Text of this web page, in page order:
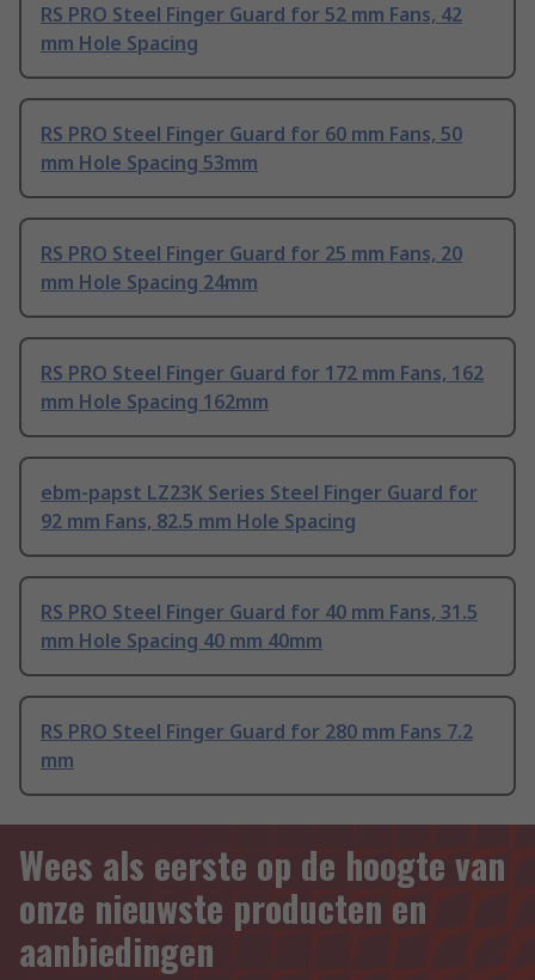
RS PRO Steel Finger Guard for 52 mm Fans, 42
mm Hole Spacing
RS PRO Steel Finger Guard for 60 mm Fans, 50
mm Hole Spacing 53mm
RS PRO Steel Finger Guard for 25 mm Fans, 20
mm Hole Spacing 24mm
RS PRO Steel Finger Guard for 172 mm Fans, 162
mm Hole Spacing 162mm
ebm-papst LZ23K Series Steel Finger Guard for
92 mm Fans, 82.5 mm Hole Spacing
RS PRO Steel Finger Guard for 40 mm Fans, 31.5
mm Hole Spacing 40 mm 40mm
RS PRO Steel Finger Guard for 280 mm Fans 7.2
mm
Wees als eerste op de hoogte van
onze nieuwste producten en
aanbiedingen